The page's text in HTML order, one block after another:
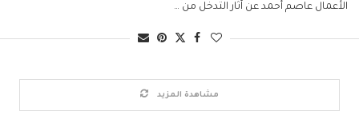
الأعمال عاصم أحمد عن آثار التدخل من …
مشاهدة المزيد